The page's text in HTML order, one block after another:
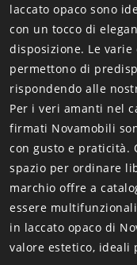
laccato opaco sono
con un tocco di
disposizione. Le
permettono di
rispondendo alle
Per i veri amanti nel
firmati Novamobili
con gusto e praticità.
spazio per ordinare
marchio offre a
essere
in laccato opaco di
valore estetico, ideali